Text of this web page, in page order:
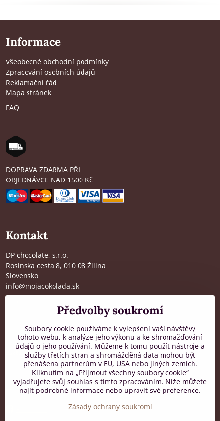
Informace
Všeobecné obchodní podmínky
Zpracování osobních údajů
Reklamační řád
Mapa stránek
FAQ
DOPRAVA ZDARMA PŘI
OBJEDNÁVCE NAD 1500 Kč
Kontakt
DP chocolate, s.r.o.
Rosinska cesta 8, 010 08 Žilina
Slovensko
info@mojacokolada.sk
Kde nás najdete
Zákaznická podpora
od 8:00 do 16:00, PO-PÁ
+421 917 436 795
Předvolby soukromí
Soubory cookie používáme k vylepšení vaší návštěvy
tohoto webu, k analýze jeho výkonu a ke shromažďování
údajů o jeho používání. Můžeme k tomu použít nástroje a
služby třetích stran a shromážděná data mohou být
přenášena partnerům v EU, USA nebo jiných zemích.
Kliknutím na „Přijmout všechny soubory cookie“
vyjadřujete svůj souhlas s tímto zpracováním. Níže můžete
najít podrobné informace nebo upravit své preference.
Zásady ochrany soukromí